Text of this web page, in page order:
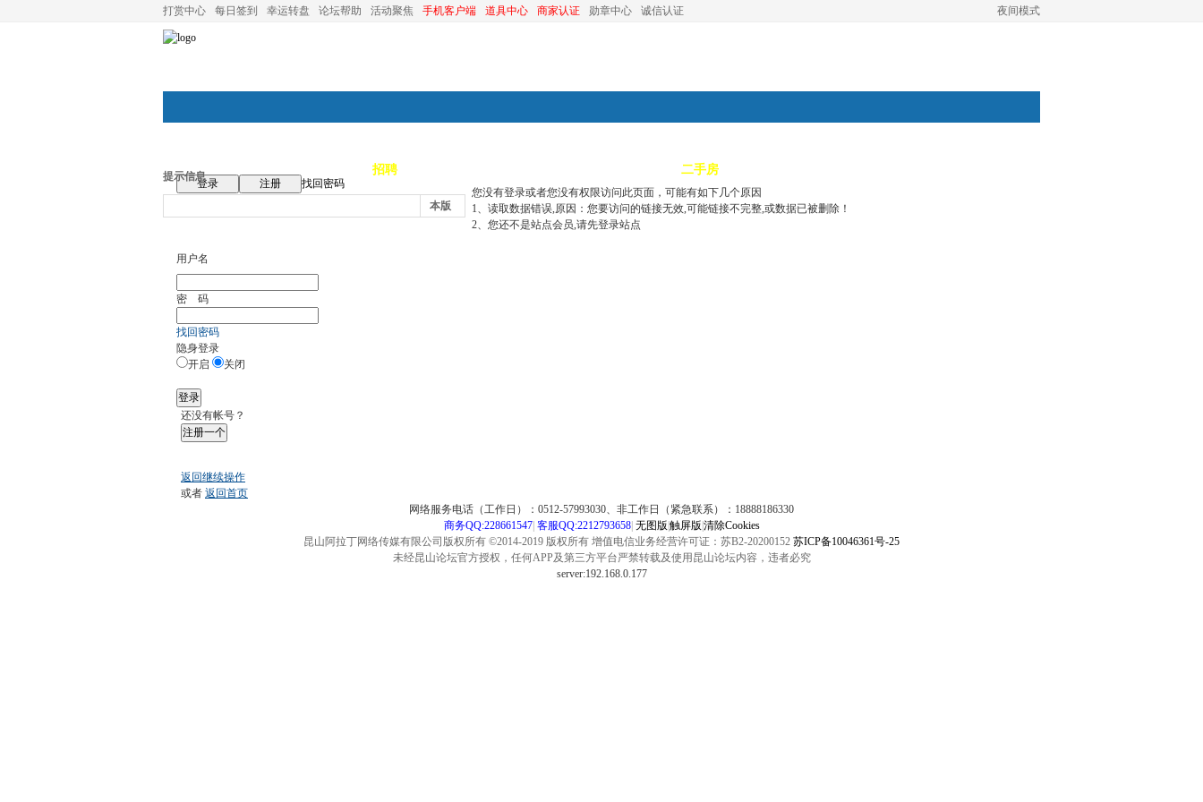
夜间模式
打赏中心 每日签到 幸运转盘 论坛帮助 活动聚焦 手机客户端 道具中心 商家认证 勋章中心 诚信认证
论坛首页 招聘 二手房
登录 注册
找回密码
本版
提示信息
您没有登录或者您没有权限访问此页面，可能有如下几个原因
1、读取数据错误,原因：您要访问的链接无效,可能链接不完整,或数据已被删除！
2、您还不是站点会员,请先登录站点
用户名
密 码
找回密码
隐身登录
开启
关闭
登录
还没有帐号？
注册一个
返回继续操作
或者 返回首页
网络服务电话（工作日）：0512-57993030、非工作日（紧急联系）：18888186330
商务QQ:228661547| 客服QQ:2212793658| 无图版 触屏版 清除Cookies
昆山阿拉丁网络传媒有限公司版权所有 ©2014-2019 版权所有 增值电信业务经营许可证：苏B2-20200152 苏ICP备10046361号-25
未经昆山论坛官方授权，任何APP及第三方平台严禁转载及使用昆山论坛内容，违者必究
server:192.168.0.177